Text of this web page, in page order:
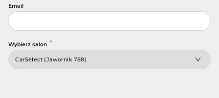
Email
Wybierz salon *